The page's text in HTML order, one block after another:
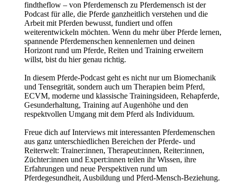
findtheflow – von Pferdemensch zu Pferdemensch ist der
Podcast für alle, die Pferde ganzheitlich verstehen und die
Arbeit mit Pferden bewusst, fundiert und offen
weiterentwickeln möchten. Wenn du mehr über Pferde lernen,
spannende Pferdemenschen kennenlernen und deinen
Horizont rund um Pferde, Reiten und Training erweitern
willst, bist du hier genau richtig.
In diesem Pferde-Podcast geht es nicht nur um Biomechanik
und Tensegrität, sondern auch um Therapien beim Pferd,
ECVM, moderne und klassische Trainingsideen, Rehapferde,
Gesunderhaltung, Training auf Augenhöhe und den
respektvollen Umgang mit dem Pferd als Individuum.
Freue dich auf Interviews mit interessanten Pferdemenschen
aus ganz unterschiedlichen Bereichen der Pferde- und
Reiterwelt: Trainer:innen, Therapeut:innen, Reiter:innen,
Züchter:innen und Expert:innen teilen ihr Wissen, ihre
Erfahrungen und neue Perspektiven rund um
Pferdegesundheit, Ausbildung und Pferd-Mensch-Beziehung.